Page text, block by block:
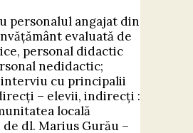
personalul angajat din
evaluată de
personal didactic
nedidactic;
cu principalii
– elevii, indirecți :
locală
dl. Marius Gurău –